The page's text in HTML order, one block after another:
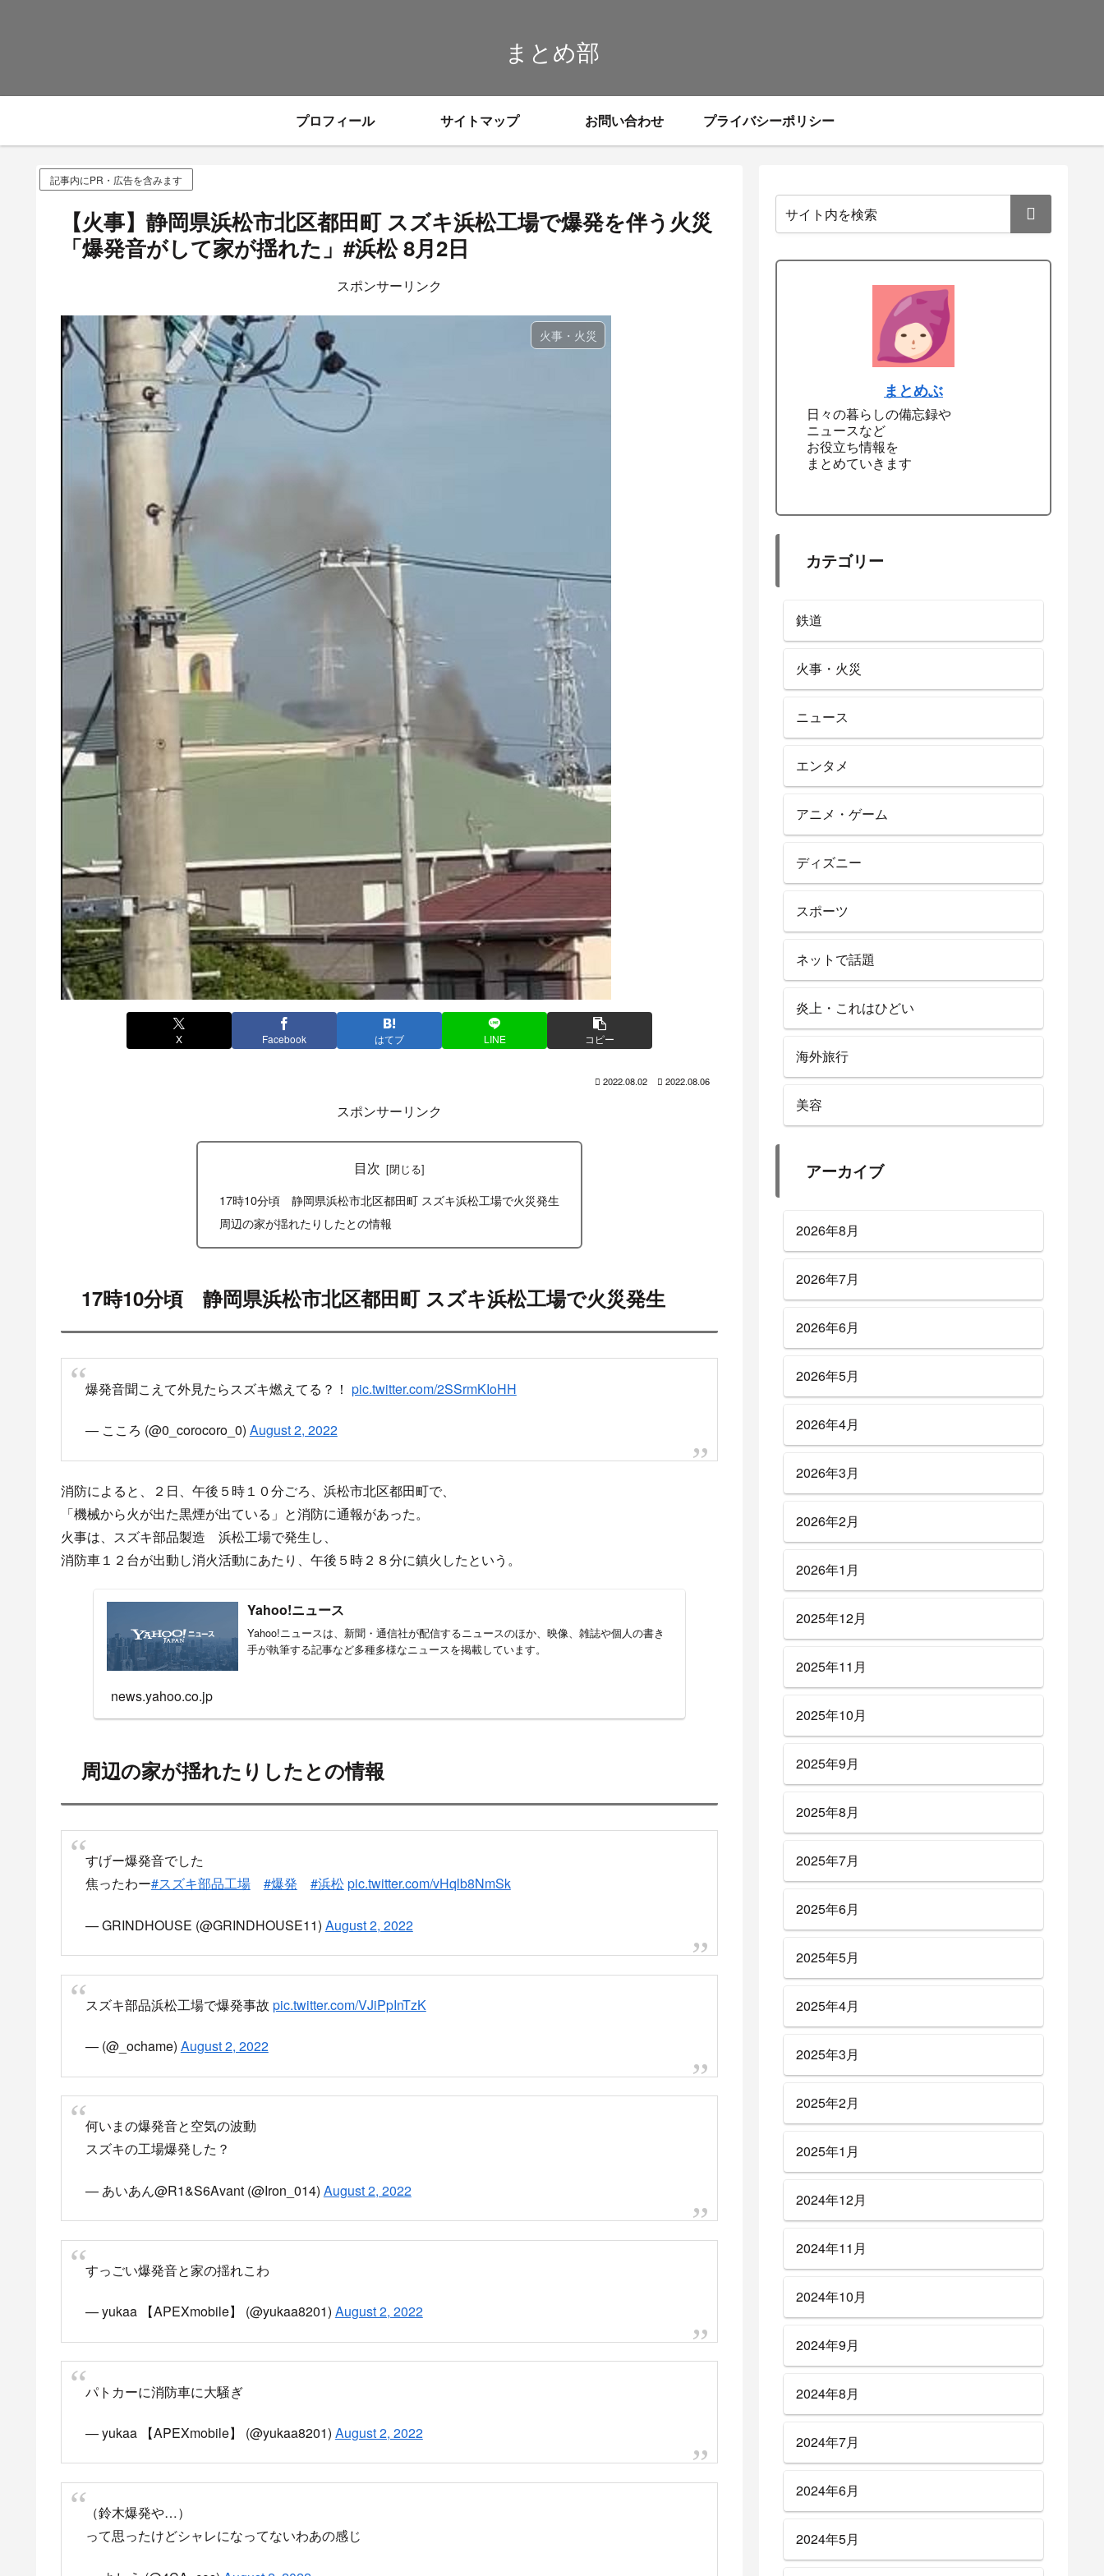
まとめ部
プロフィール サイトマップ お問い合わせ プライバシーポリシー
記事内にPR・広告を含みます
【火事】静岡県浜松市北区都田町 スズキ浜松工場で爆発を伴う火災
「爆発音がして家が揺れた」#浜松 8月2日
スポンサーリンク
火事・火災
2022.08.02
目次
17時10分頃 静岡県浜松市北区都田町 スズキ浜松工場で火災発生
17時10分頃 静岡県浜松市北区都田町 スズキ浜松工場で火災発生
— こころ (@0_corocoro_0)August 2, 2022
消防によると、２日、午後５時１０分ごろ、浜松市北区都田町で、
「機械から火が出た黒煙が出ている」と消防に通報があった。
火事は、スズキ部品製造 浜松工場で発生し、
Yahoo!ニュースは、新聞・通信社が配信するニュースのほか、映像、雑誌や個人の書き
news.yahoo.co.jp
周辺の家が揺れたりしたとの情報
すげー爆発音でした
焦ったわー#スズキ部品工場 #爆発 #浜松pic.twitter.com/vHqlb8NmSk
— GRINDHOUSE (@GRINDHOUSE11)
スズキ部品浜松工場で爆発事故pic.twitter.com/VJiPpInTzK
— (@_ochame)August 2, 2022
まとめぶ
日々の暮らしの備忘録や
ニュースなど
お役立ち情報を
まとめていきます
カテゴリー
鉄道
火事・火災
ニュース
エンタメ
アニメ・ゲーム
ディズニー
スポーツ
ネットで話題
炎上・これはひどい
海外旅行
美容
アーカイブ
2026年8月
2026年7月
2026年6月
2026年5月
2026年4月
2026年3月
2026年2月
2026年1月
2025年12月
2025年11月
2025年10月
2025年9月
2025年8月
2025年7月
2025年6月
2025年5月
2025年4月
2025年3月
2025年2月
2025年1月
2024年12月
2024年11月
2024年10月
2024年9月
2024年8月
2024年7月
2024年6月
2024年5月